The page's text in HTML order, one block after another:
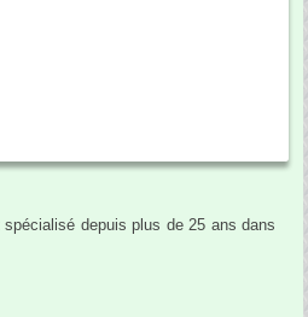
depuis plus de 25 ans dans